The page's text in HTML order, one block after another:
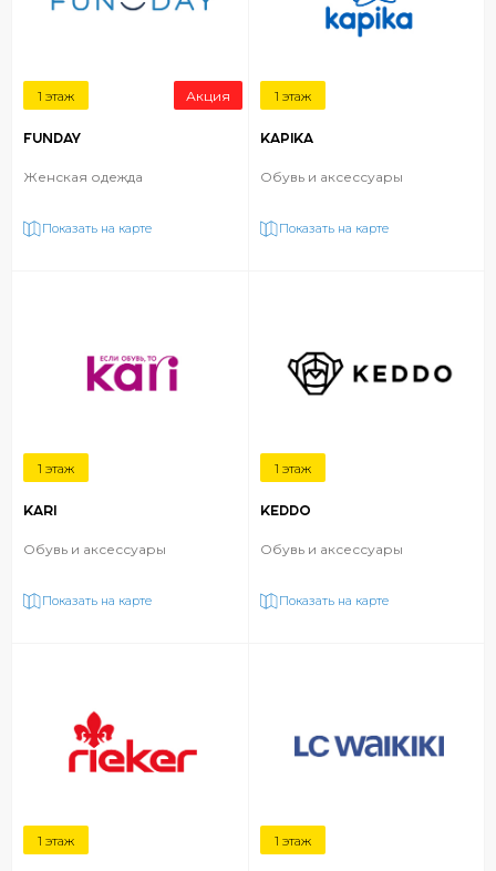
1 этаж Акция
FUNDAY
Женская одежда
Показать на карте
1 этаж
KAPIKA
Обувь и аксессуары
Показать на карте
1 этаж
KARI
Обувь и аксессуары
Показать на карте
1 этаж
KEDDO
Обувь и аксессуары
Показать на карте
1 этаж 1 этаж